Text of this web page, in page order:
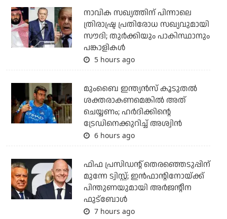
നാവിക സഖ്യത്തിന് പിന്നാലെ
ത്രിരാഷ്ട്ര പ്രതിരോധ സഖ്യവുമായി
സൗദി; തുര്‍ക്കിയും പാകിസ്ഥാനും
പങ്കാളികള്‍
5 hours ago
മുംബൈ ഇന്ത്യന്‍സ് കൂടുതല്‍
ശക്തരാകണമെങ്കില്‍ അത്
ചെയ്യണം; ഹര്‍ദിക്കിന്റെ
ട്രേഡിനെക്കുറിച്ച് അശ്വിന്‍
6 hours ago
ഫിഫ പ്രസിഡന്റ് തെരഞ്ഞെടുപ്പിന്
മുന്നേ ട്വിസ്റ്റ്; ഇന്‍ഫാന്റിനോയ്ക്ക്
പിന്തുണയുമായി അര്‍ജന്റീന
ഫുട്‌ബോള്‍
7 hours ago